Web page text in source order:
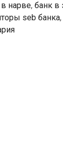
нарве, банк в
seb банка,